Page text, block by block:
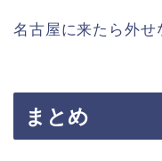
名古屋に来たら外せ
まとめ